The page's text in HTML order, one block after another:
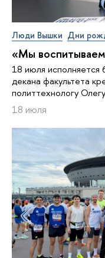
Люди Вышки Дни
«Мы
18 июля
декана факультета
политтехнологу
18 июля